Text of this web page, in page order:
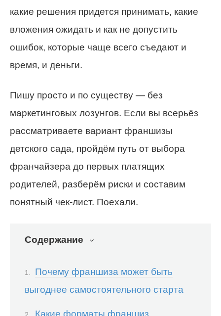
какие решения придется принимать, какие
вложения ожидать и как не допустить
ошибок, которые чаще всего съедают и
время, и деньги.
Пишу просто и по существу — без
маркетинговых лозунгов. Если вы всерьёз
рассматриваете вариант франшизы
детского сада, пройдём путь от выбора
франчайзера до первых платящих
родителей, разберём риски и составим
понятный чек-лист. Поехали.
Содержание
Почему франшиза может быть
выгоднее самостоятельного старта
Какие форматы франшиз